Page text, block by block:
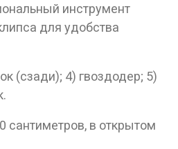
инструмент
для удобства
(сзади); 4) гвоздодер; 5)
в открытом